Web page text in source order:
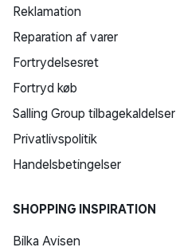
Reklamation
Reparation af varer
Fortrydelsesret
Fortryd køb
Salling Group tilbagekaldelser
Privatlivspolitik
Handelsbetingelser
SHOPPING INSPIRATION
Bilka Avisen